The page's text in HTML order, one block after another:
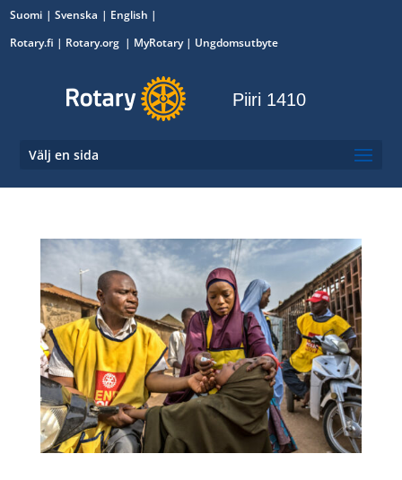
Suomi Svenska
English
Rotary.fi | Rotary.org | MyRotary| Ungdomsutbyte
Piiri 1410
Välj en sida